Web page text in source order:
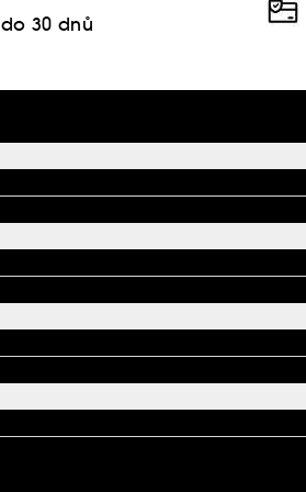
30 dnů